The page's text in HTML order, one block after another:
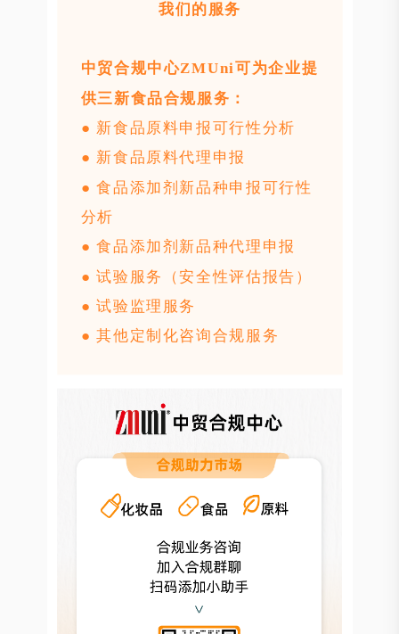
我们的服务
中贸合规中心ZMUni可为企业提
供三新食品合规服务：
● 新食品原料申报可行性分析
● 新食品原料代理申报
● 食品添加剂新品种申报可行性
分析
● 食品添加剂新品种代理申报
● 试验服务（安全性评估报告）
● 试验监理服务
● 其他定制化咨询合规服务